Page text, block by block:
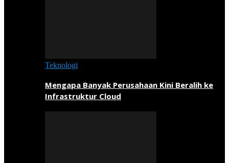
Teknologi
Mengapa Banyak Perusahaan Kini Beralih ke
Infrastruktur Cloud